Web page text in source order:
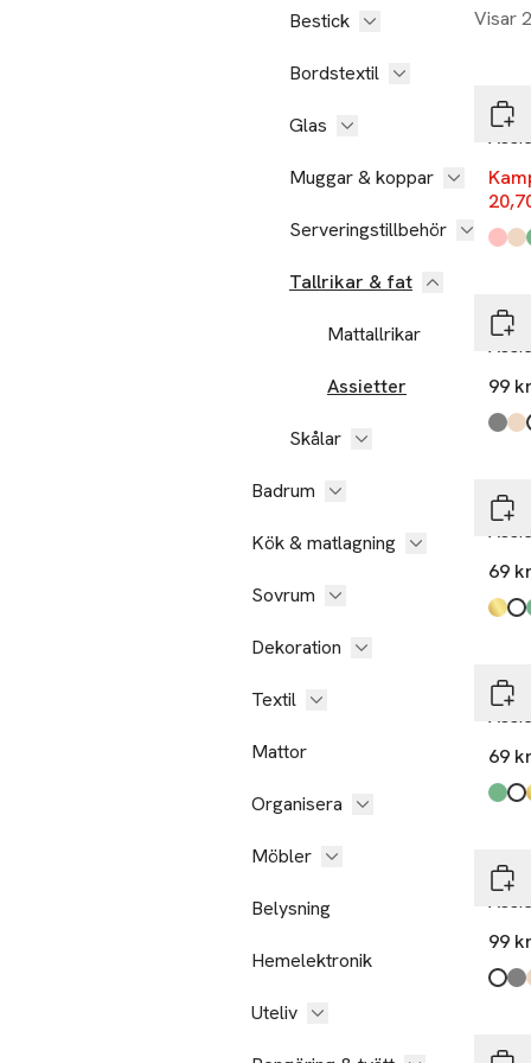
Bestick
Bordstextil
Glas
Muggar & koppar
Serveringstillbehör
Tallrikar & fat
Mattallrikar
Assietter
Skålar
Badrum
Kök & matlagning
Sovrum
Dekoration
Textil
Mattor
Organisera
Möbler
Belysning
Hemelektronik
Uteliv
Visar
99 kr
Mid
69 kr
Gold,
Blue,
69 kr
Gold,
Blue,
99 kr
Mid